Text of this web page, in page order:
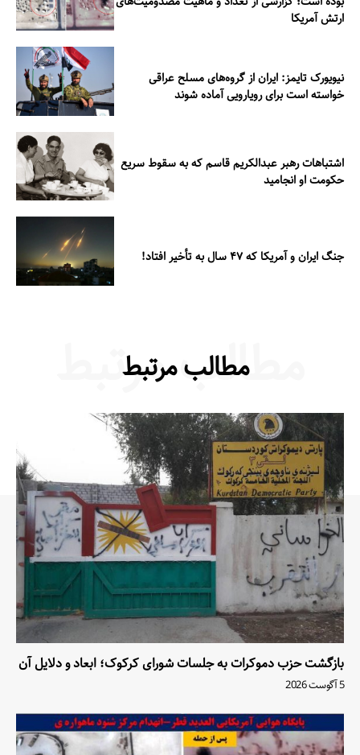
ارتش آمریکا
نیویورک تایمز: ایران از گروه‌های مسلح عراقی
خواسته است برای رویارویی آماده شوند
اشتباهات رهبر عبدالکریم قاسم که به سقوط سریع
حکومت او انجامید
جنگ ایران و آمریکا که ۴۷ سال به تأخیر افتاد!
مطالب مرتبط
مطالب مرتبط
بازگشت حزب دموکرات به جلسات شورای کرکوک؛ ابعاد و دلایل آن
5 آگوست 2026